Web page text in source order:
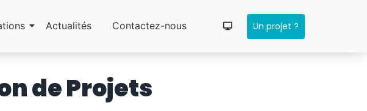
Actualités Contactez-nous Un projet ?
de Projets